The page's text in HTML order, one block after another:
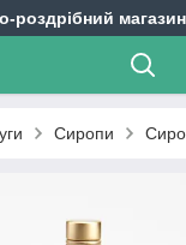
роздрібний
Сиропи